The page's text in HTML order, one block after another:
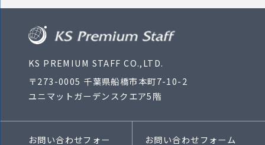
KS PREMIUM STAFF CO.,LTD.
〒273-0005 千葉県船橋市本町7-10-2
ユニマットガーデンスクエア5階
お問い合わせフォー お問い合わせフォーム